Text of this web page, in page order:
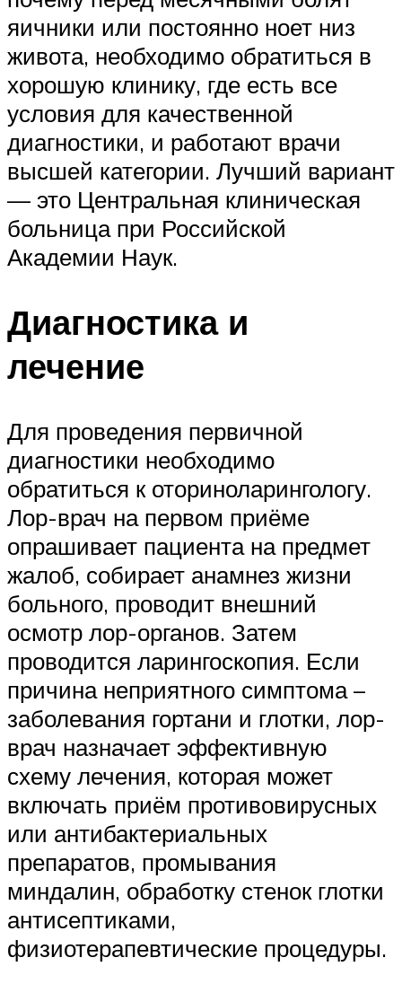
яичники или постоянно ноет низ
живота, необходимо обратиться в
хорошую клинику, где есть все
условия для качественной
диагностики, и работают врачи
высшей категории. Лучший вариант
— это Центральная клиническая
больница при Российской
Академии Наук.
Диагностика и
лечение
Для проведения первичной
диагностики необходимо
обратиться к оториноларингологу.
Лор-врач на первом приёме
опрашивает пациента на предмет
жалоб, собирает анамнез жизни
больного, проводит внешний
осмотр лор-органов. Затем
проводится ларингоскопия. Если
причина неприятного симптома –
заболевания гортани и глотки, лор-
врач назначает эффективную
схему лечения, которая может
включать приём противовирусных
или антибактериальных
препаратов, промывания
миндалин, обработку стенок глотки
антисептиками,
физиотерапевтические процедуры.